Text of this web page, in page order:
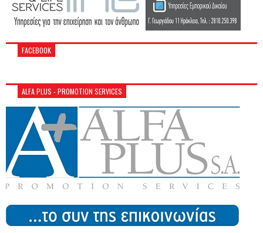
FACEBOOK
ALFA PLUS - PROMOTION SERVICES